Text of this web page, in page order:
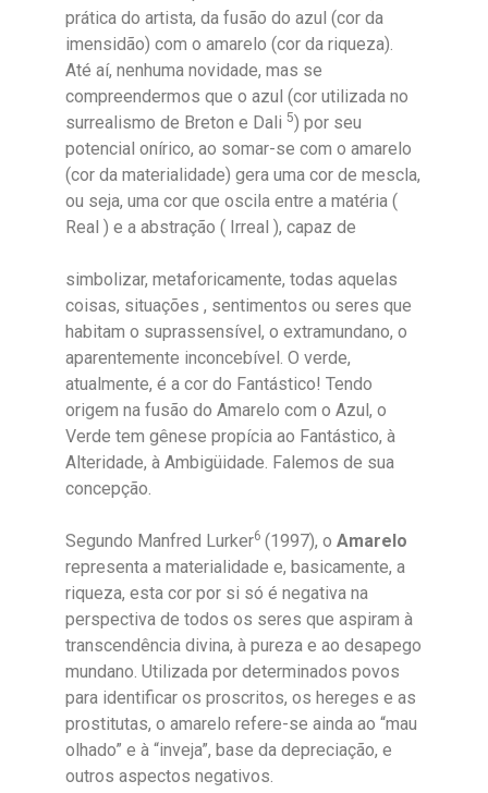
prática do artista, da fusão do azul (cor da
imensidão) com o amarelo (cor da riqueza).
Até aí, nenhuma novidade, mas se
compreendermos que o azul (cor utilizada no
surrealismo de Breton e Dali 5) por seu
potencial onírico, ao somar-se com o amarelo
(cor da materialidade) gera uma cor de mescla,
ou seja, uma cor que oscila entre a matéria (
Real ) e a abstração ( Irreal ), capaz de
simbolizar, metaforicamente, todas aquelas
coisas, situações , sentimentos ou seres que
habitam o suprassensível, o extramundano, o
aparentemente inconcebível. O verde,
atualmente, é a cor do Fantástico! Tendo
origem na fusão do Amarelo com o Azul, o
Verde tem gênese propícia ao Fantástico, à
Alteridade, à Ambigüidade. Falemos de sua
concepção.
Segundo Manfred Lurker6 (1997), o Amarelo
representa a materialidade e, basicamente, a
riqueza, esta cor por si só é negativa na
perspectiva de todos os seres que aspiram à
transcendência divina, à pureza e ao desapego
mundano. Utilizada por determinados povos
para identificar os proscritos, os hereges e as
prostitutas, o amarelo refere-se ainda ao “mau
olhado” e à “inveja”, base da depreciação, e
outros aspectos negativos.